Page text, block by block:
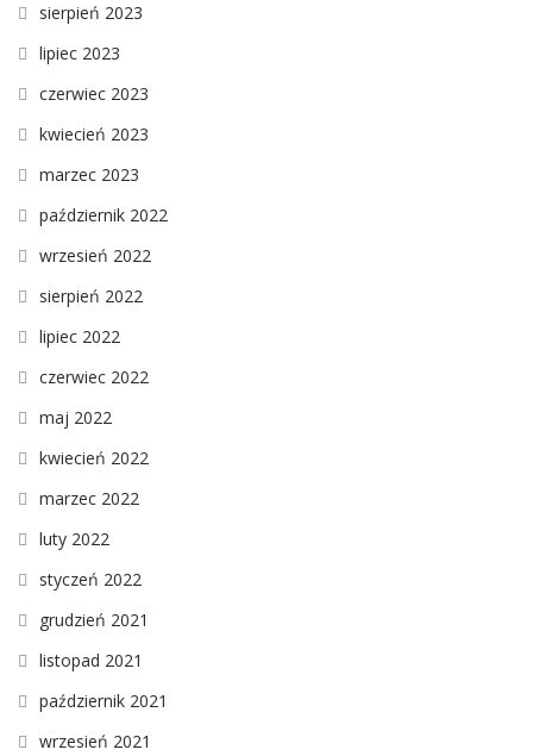
sierpień 2023
lipiec 2023
czerwiec 2023
kwiecień 2023
marzec 2023
październik 2022
wrzesień 2022
sierpień 2022
lipiec 2022
czerwiec 2022
maj 2022
kwiecień 2022
marzec 2022
luty 2022
styczeń 2022
grudzień 2021
listopad 2021
październik 2021
wrzesień 2021